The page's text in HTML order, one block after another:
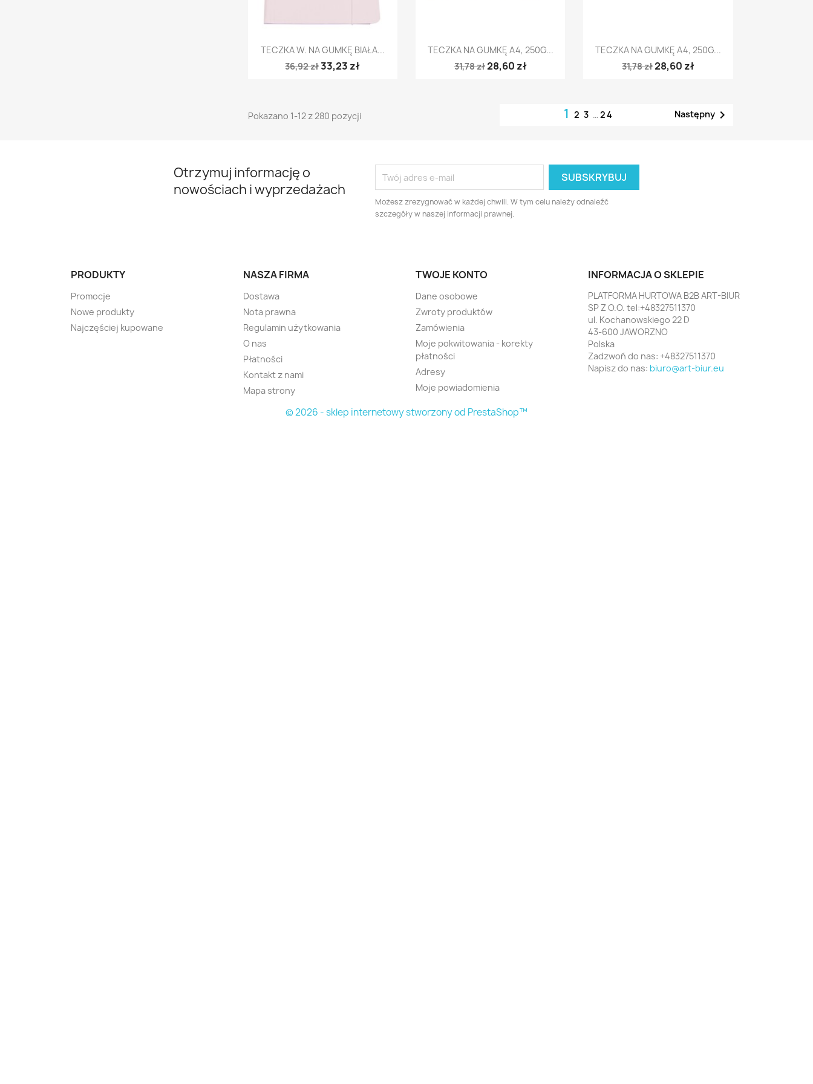
Szybki podgląd
TECZKA W. NA GUMKĘ BIAŁA...
36,92 zł33,23 zł
 Szybki podgląd
TECZKA NA GUMKĘ A4, 250G...
31,78 zł28,60 zł
 Szybki podgląd
TECZKA NA GUMKĘ A4, 250G...
31,78 zł28,60 zł
Pokazano 1-12 z 280 pozycji 123 … 24 Następny
Otrzymuj informację o
nowościach i wyprzedażach
Możesz zrezygnować w każdej chwili. W tym celu należy odnaleźć
szczegóły w naszej informacji prawnej.
PRODUKTY
Promocje
Nowe produkty
Najczęściej kupowane
NASZA FIRMA
Dostawa
Nota prawna
Regulamin użytkowania
O nas
Płatności
Kontakt z nami
Mapa strony
TWOJE KONTO
Dane osobowe
Zwroty produktów
Zamówienia
Moje pokwitowania - korekty
płatności
Adresy
Moje powiadomienia
INFORMACJA O SKLEPIE
PLATFORMA HURTOWA B2B ART-BIUR
SP Z O.O. tel:+48327511370
ul. Kochanowskiego 22 D
43-600 JAWORZNO
Polska
Zadzwoń do nas: +48327511370
Napisz do nas: biuro@art-biur.eu
© 2026 - sklep internetowy stworzony od PrestaShop™